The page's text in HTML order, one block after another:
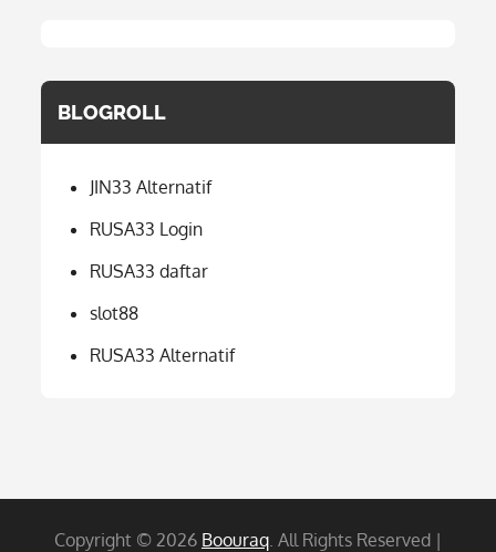
BLOGROLL
JIN33 Alternatif
RUSA33 Login
RUSA33 daftar
slot88
RUSA33 Alternatif
Copyright © 2026 Boouraq. All Rights Reserved |